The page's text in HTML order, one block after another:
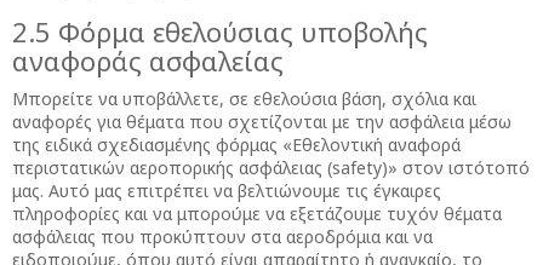
2.5 Φόρμα εθελούσιας υποβολής
αναφοράς ασφαλείας
Μπορείτε να υποβάλλετε, σε εθελούσια βάση, σχόλια και
αναφορές για θέματα που σχετίζονται με την ασφάλεια μέσω
της ειδικά σχεδιασμένης φόρμας «Εθελοντική αναφορά
περιστατικών αεροπορικής ασφάλειας (safety)» στον ιστότοπό
μας. Αυτό μας επιτρέπει να βελτιώνουμε τις έγκαιρες
πληροφορίες και να μπορούμε να εξετάζουμε τυχόν θέματα
ασφάλειας που προκύπτουν στα αεροδρόμια και να
ειδοποιούμε, όπου αυτό είναι απαραίτητο ή αναγκαίο, το